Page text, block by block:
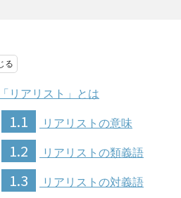
「リアリスト」とは
1.1 リアリストの意味
1.2 リアリストの類義語
1.3 リアリストの対義語